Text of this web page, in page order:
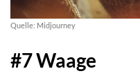
Quelle: Midjourney
#7 Waage